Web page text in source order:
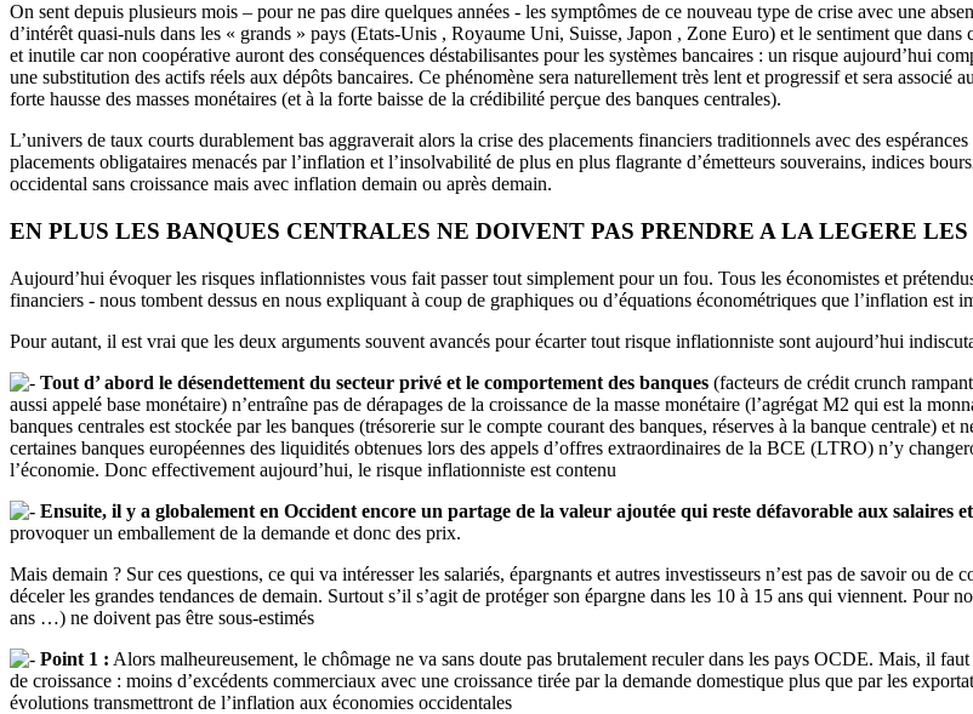
On sent depuis plusieurs mois – pour ne pas dire quelques années - les symptômes de ce nouveau type de crise avec une
d’intérêt quasi-nuls dans les « grands » pays (Etats-Unis , Royaume Uni, Suisse, Japon , Zone Euro) et le sentiment que
et inutile car non coopérative auront des conséquences déstabilisantes pour les systèmes bancaires : un risque aujourd’hui
une substitution des actifs réels aux dépôts bancaires. Ce phénomène sera naturellement très lent et progressif et sera
forte hausse des masses monétaires (et à la forte baisse de la crédibilité perçue des banques centrales).
L’univers de taux courts durablement bas aggraverait alors la crise des placements financiers traditionnels avec des
placements obligataires menacés par l’inflation et l’insolvabilité de plus en plus flagrante d’émetteurs souverains, indices
occidental sans croissance mais avec inflation demain ou après demain.
EN PLUS LES BANQUES CENTRALES NE DOIVENT PAS PRENDRE A LA LEGERE
Aujourd’hui évoquer les risques inflationnistes vous fait passer tout simplement pour un fou. Tous les économistes et
financiers - nous tombent dessus en nous expliquant à coup de graphiques ou d’équations économétriques que l’inflation est
Pour autant, il est vrai que les deux arguments souvent avancés pour écarter tout risque inflationniste sont aujourd’hui
Tout d’ abord le désendettement du secteur privé et le comportement des banques (facteurs de crédit crunch
aussi appelé base monétaire) n’entraîne pas de dérapages de la croissance de la masse monétaire (l’agrégat M2 qui est la
banques centrales est stockée par les banques (trésorerie sur le compte courant des banques, réserves à la banque centrale)
certaines banques européennes des liquidités obtenues lors des appels d’offres extraordinaires de la BCE (LTRO) n’y
l’économie. Donc effectivement aujourd’hui, le risque inflationniste est contenu
Ensuite, il y a globalement en Occident encore un partage de la valeur ajoutée qui reste défavorable aux salaires
provoquer un emballement de la demande et donc des prix.
Mais demain ? Sur ces questions, ce qui va intéresser les salariés, épargnants et autres investisseurs n’est pas de savoir ou de
déceler les grandes tendances de demain. Surtout s’il s’agit de protéger son épargne dans les 10 à 15 ans qui viennent.
ans …) ne doivent pas être sous-estimés
Point 1 : Alors malheureusement, le chômage ne va sans doute pas brutalement reculer dans les pays OCDE. Mais, il
de croissance : moins d’excédents commerciaux avec une croissance tirée par la demande domestique plus que par les
évolutions transmettront de l’inflation aux économies occidentales